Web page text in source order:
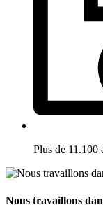
Plus de 11.100
Nous travaillons